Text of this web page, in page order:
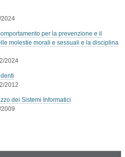
2024
per la prevenzione e il
molestie morali e sessuali e la disciplina
2024
2012
dei Sistemi Informatici